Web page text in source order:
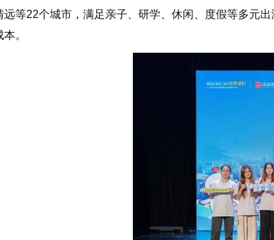
远等22个城市，满足亲子、研学、休闲、度假等多元
。